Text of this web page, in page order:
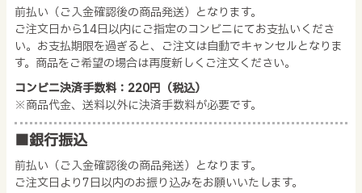
前払い（ご入金確認後の商品発送）となります。
ご注文日から14日以内にご指定のコンビニにてお支払いくださ
い。お支払期限を過ぎると、ご注文は自動でキャンセルとなりま
す。商品をご希望の場合は再度新しくご注文ください。
コンビニ決済手数料：220円（税込）
※商品代金、送料以外に決済手数料が必要です。
■銀行振込
前払い（ご入金確認後の商品発送）となります。
ご注文日より7日以内のお振り込みをお願いいたします。